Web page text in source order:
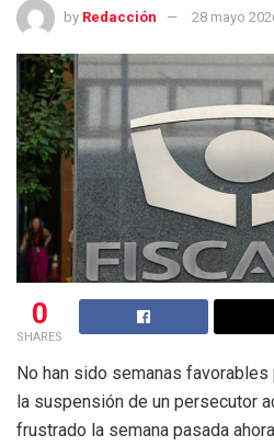
by Redacción 28 mayo
0
SHARES
No han sido semanas
la suspensión de un persecutor
frustrado la semana pasada